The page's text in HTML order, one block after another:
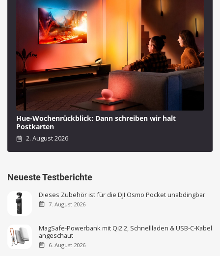
Hue-Wochenrückblick: Dann schreiben wir halt
Postkarten
2. August 2026
Neueste Testberichte
Dieses Zubehör ist für die DJI Osmo Pocket unabdingbar
7. August 2026
MagSafe-Powerbank mit Qi2.2, Schnellladen & USB-C-Kabel
angeschaut
6. August 2026